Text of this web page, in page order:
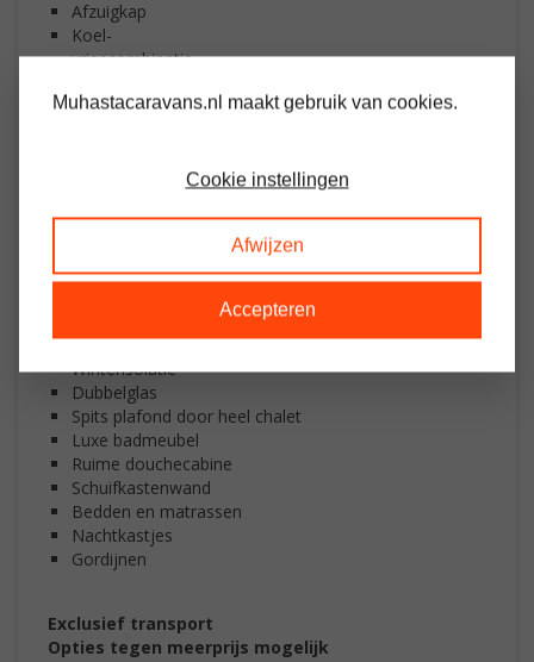
Koel-
vriescombinatie
)
Kunstof goten en regenpijpen ( antraciet )
Openslaande
tuindeuren
Spotjes
Centrale verwarming ( Intergas combiketel )
Winterisolatie
Dubbelglas
Spits plafond door heel chalet
Luxe badmeubel
Ruime douchecabine
Schuifkastenwand
Bedden en matrassen
Nachtkastjes
Gordijnen
Exclusief transport
Opties tegen meerprijs mogelijk
Muhastacaravans.nl maakt gebruik van cookies.
Cookie instellingen
Afwijzen
Accepteren